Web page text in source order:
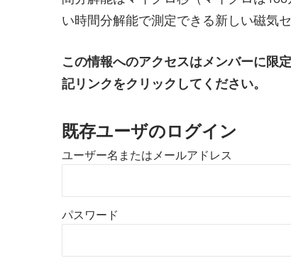
い時間分解能で測定できる新しい磁気
この情報へのアクセスはメンバーに限
記リンクをクリックしてください。
既存ユーザのログイン
ユーザー名またはメールアドレス
パスワード